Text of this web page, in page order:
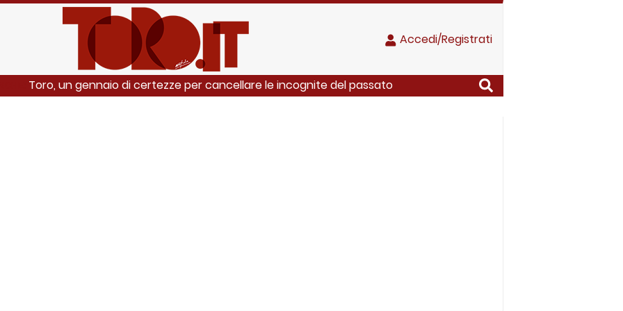
Accedi/Registrati
Toro, un gennaio di certezze per cancellare le incognite del passato